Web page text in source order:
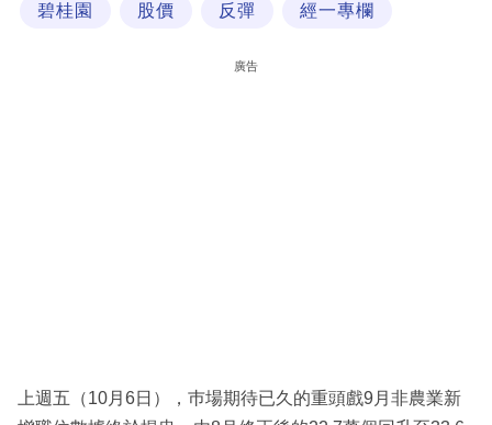
技
閱
專
碧桂園 股價 反彈 經一專欄
廣告
上週五（10月6日），巿場期待已久的重頭戲9月非農業新